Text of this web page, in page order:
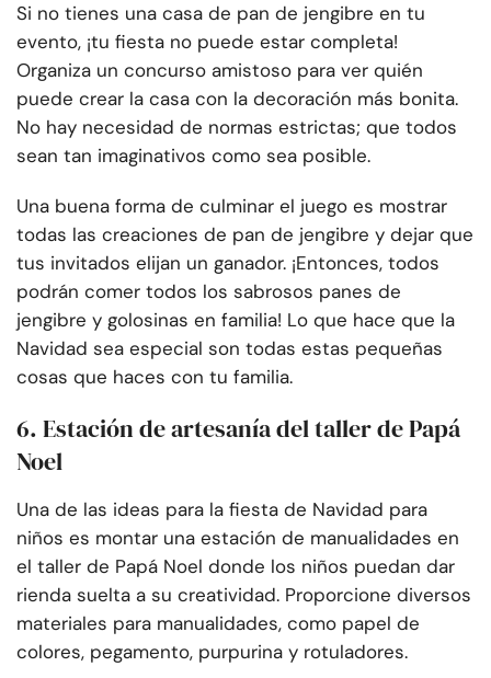
Si no tienes una casa de pan de jengibre en tu
evento, ¡tu fiesta no puede estar completa!
Organiza un concurso amistoso para ver quién
puede crear la casa con la decoración más bonita.
No hay necesidad de normas estrictas; que todos
sean tan imaginativos como sea posible.
Una buena forma de culminar el juego es mostrar
todas las creaciones de pan de jengibre y dejar que
tus invitados elijan un ganador. ¡Entonces, todos
podrán comer todos los sabrosos panes de
jengibre y golosinas en familia! Lo que hace que la
Navidad sea especial son todas estas pequeñas
cosas que haces con tu familia.
6. Estación de artesanía del taller de Papá
Noel
Una de las ideas para la fiesta de Navidad para
niños es montar una estación de manualidades en
el taller de Papá Noel donde los niños puedan dar
rienda suelta a su creatividad. Proporcione diversos
materiales para manualidades, como papel de
colores, pegamento, purpurina y rotuladores.